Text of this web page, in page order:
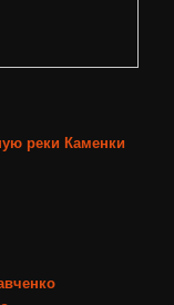
реки Каменки